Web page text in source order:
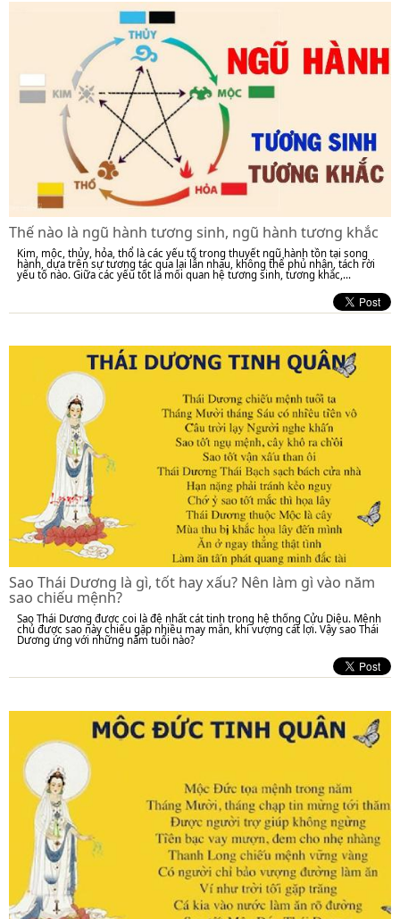
Thế nào là ngũ hành tương sinh, ngũ hành tương khắc
Kim, mộc, thủy, hỏa, thổ là các yếu tố trong thuyết ngũ hành tồn tại song
hành, dựa trên sự tương tác qua lại lẫn nhau, không thể phủ nhận, tách rời
yếu tố nào. Giữa các yếu tốt là mối quan hệ tương sinh, tương khắc,...
Sao Thái Dương là gì, tốt hay xấu? Nên làm gì vào năm
sao chiếu mệnh?
Sao Thái Dương được coi là đệ nhất cát tinh trong hệ thống Cửu Diệu. Mệnh
chủ được sao này chiếu gặp nhiều may mắn, khí vượng cát lợi. Vậy sao Thái
Dương ứng với những năm tuổi nào?